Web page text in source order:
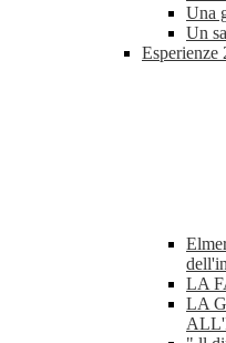
Una
Un
Esperienze
LA
LA